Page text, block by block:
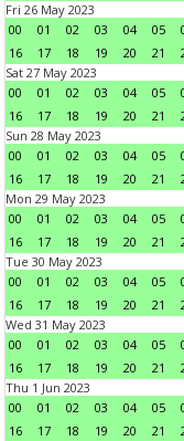
Fri 26 May 2023
00
01 02 03 04 05
16
17 18 19 20 21
Sat 27 May 2023
00
01 02 03 04 05
16
17 18 19 20 21
Sun 28 May 2023
00
01 02 03 04 05
16
17 18 19 20 21
Mon 29 May 2023
00
01 02 03 04 05
16
17 18 19 20 21
Tue 30 May 2023
00
01 02 03 04 05
16
17 18 19 20 21
Wed 31 May 2023
00
01 02 03 04 05
16
17 18 19 20 21
Thu 1 Jun 2023
00
01 02 03 04 05
16
17 18 19 20 21